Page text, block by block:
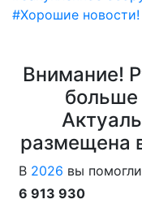
#Хорошие новости!
Внимание!
больше
размещена
В 2026 вы
6 913 930